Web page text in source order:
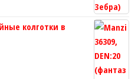
колготки в